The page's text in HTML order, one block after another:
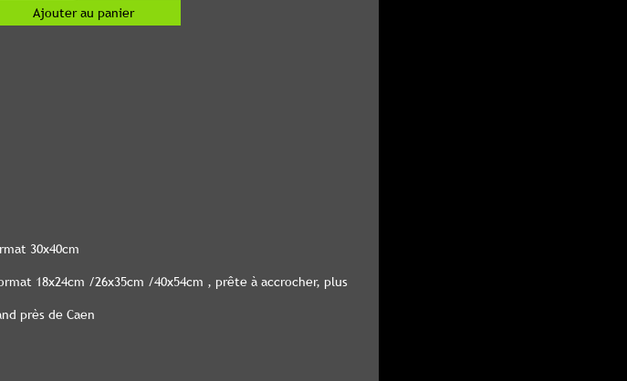
Ajouter au panier
30x40cm
18x24cm /26x35cm /40x54cm , prête à accrocher, plus
près de Caen